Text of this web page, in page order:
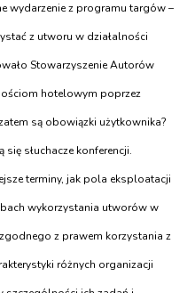
wydarzenie z programu targów –
z utworu w działalności
Stowarzyszenie Autorów
hotelowym poprzez
są obowiązki użytkownika?
się słuchacze konferencji.
terminy, jak pola eksploatacji
wykorzystania utworów w
z prawem korzystania z
różnych organizacji